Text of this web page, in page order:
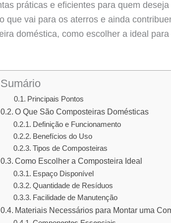
r
m
a
i
h
a
r
práticas e eficientes para quem
que vai para os aterros e ainda
doméstica, como escolher a ideal
Sumário
Principais Pontos
O Que São Composteiras Domésticas
Definição e Funcionamento
Benefícios do Uso
Tipos de Composteiras
Como Escolher a Composteira Ideal
Espaço Disponível
Quantidade de Resíduos
Facilidade de Manutenção
Materiais Necessários para Montar uma